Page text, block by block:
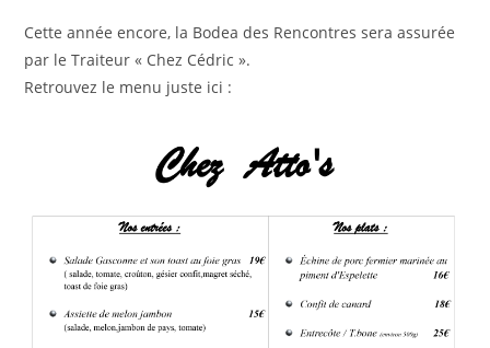
publication :
Cette année encore, la Bodea des Rencontres sera assurée
par le Traiteur « Chez Cédric ».
Retrouvez le menu juste ici :